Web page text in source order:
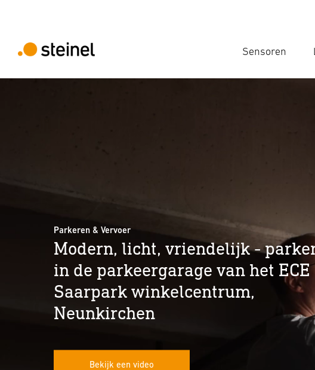
Sensoren
Parkeren & Vervoer
Modern, licht, vriendelijk -
in de parkeergarage van het ECE
Saarpark winkelcentrum,
Neunkirchen
Bekijk een video